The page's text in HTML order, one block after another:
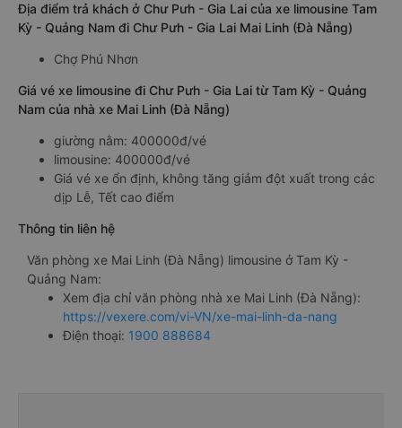
Địa điểm trả khách ở Chư Pưh - Gia Lai của xe limousine Tam
Kỳ - Quảng Nam đi Chư Pưh - Gia Lai Mai Linh (Đà Nẵng)
Chợ Phú Nhơn
Giá vé xe limousine đi Chư Pưh - Gia Lai từ Tam Kỳ - Quảng
Nam của nhà xe Mai Linh (Đà Nẵng)
giường nằm: 400000đ/vé
limousine: 400000đ/vé
Giá vé xe ổn định, không tăng giảm đột xuất trong các
dịp Lễ, Tết cao điểm
Thông tin liên hệ
Văn phòng xe Mai Linh (Đà Nẵng) limousine ở Tam Kỳ -
Quảng Nam:
Xem địa chỉ văn phòng nhà xe Mai Linh (Đà Nẵng):
https://vexere.com/vi-VN/xe-mai-linh-da-nang
Điện thoại: 1900 888684